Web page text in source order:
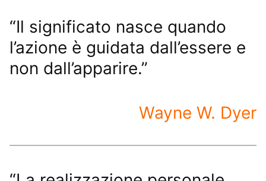
“Il significato nasce quando
l’azione è guidata dall’essere e
non dall’apparire.”
Wayne W. Dyer